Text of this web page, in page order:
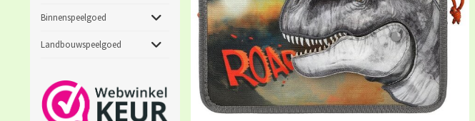
Binnenspeelgoed
Landbouwspeelgoed